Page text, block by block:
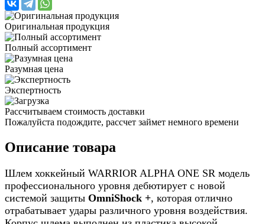
Оригинальная продукция
Полный ассортимент
Разумная цена
Экспертность
Рассчитываем стоимость доставки
Пожалуйста подождите, рассчет займет немного времени
Описание товара
Шлем хоккейный WARRIOR ALPHA ONE SR модель
профессионального уровня дебютирует с новой
системой защиты OmniShock +, которая отлично
отрабатывает удары различного уровня воздействия.